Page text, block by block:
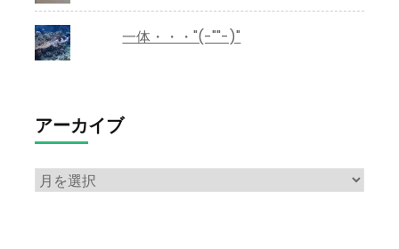
一体・・・"(-""-)"
アーカイブ
ア